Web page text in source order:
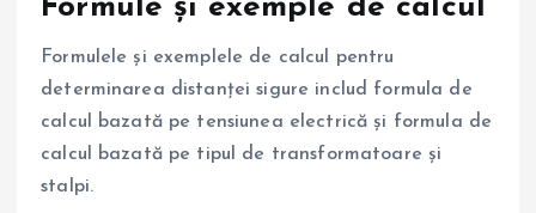
Formule și exemple de calcul
Formulele și exemplele de calcul pentru
determinarea distanței sigure includ formula de
calcul bazată pe tensiunea electrică și formula de
calcul bazată pe tipul de transformatoare și
stalpi.